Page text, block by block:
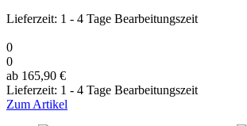
Lieferzeit: 1 - 4 Tage Bearbeitungszeit
0
0
ab 165,90 €
Lieferzeit: 1 - 4 Tage Bearbeitungszeit
Zum Artikel